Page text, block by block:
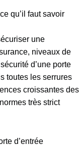
une
niveaux de
d’une porte
toutes les serrures
croissantes des
très strict
d’entrée